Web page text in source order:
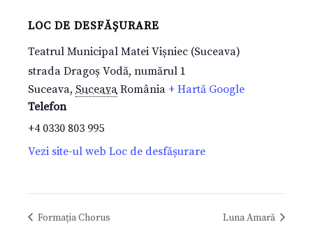
LOC DE DESFĂȘURARE
Teatrul Municipal Matei Vișniec (Suceava)
strada Dragoș Vodă, numărul 1
Suceava, Suceava România + Hartă Google
Telefon
+4 0330 803 995
Vezi site-ul web Loc de desfășurare
Formația Chorus Luna Amară